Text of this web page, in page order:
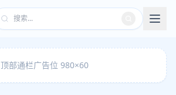
顶部通栏广告位 980×60